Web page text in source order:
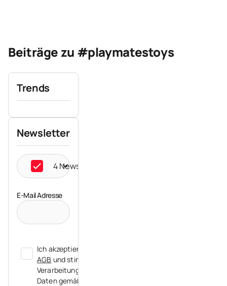
Beiträge zu #playmatestoys
Trends
Newsletter
4 Newsletter ausgewählt
E-Mail Adresse
Ich akzeptiere die
AGB und stimme der
Verarbeitung meiner
Daten gemäß der